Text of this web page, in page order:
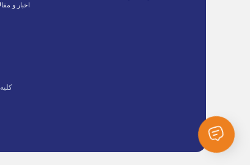
اخبار و